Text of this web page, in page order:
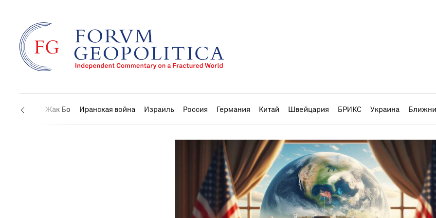
США Жак Бо Иранская война Израиль Россия Германия Китай Швейцария БРИКС Украина